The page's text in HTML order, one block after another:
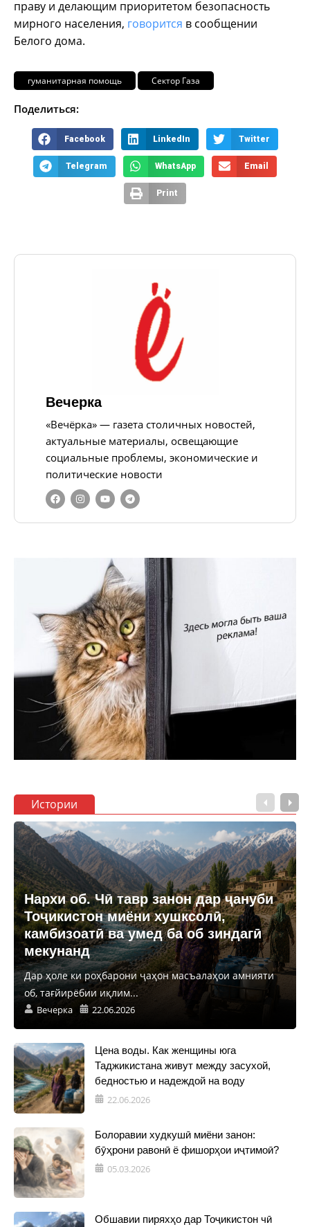
праву и делающим приоритетом безопасность
мирного населения, говорится в сообщении
Белого дома.
гуманитарная помощь Сектор Газа
Поделиться:
Facebook LinkedIn Twitter
Telegram WhatsApp Email
Print
Вечерка
«Вечёрка» — газета столичных новостей,
актуальные материалы, освещающие
социальные проблемы, экономические и
политические новости
Истории
Нархи об. Чӣ тавр занон дар ҷануби
Тоҷикистон миёни хушксолӣ,
камбизоатӣ ва умед ба об зиндагӣ
мекунанд
Дар ҳоле ки роҳбарони ҷаҳон масъалаҳои амнияти
об, тағйирёбии иқлим...
Вечерка 22.06.2026
Цена воды. Как женщины юга
Таджикистана живут между засухой,
бедностью и надеждой на воду
22.06.2026
Болоравии худкушӣ миёни занон:
бӯҳрони равонӣ ё фишорҳои иҷтимоӣ?
05.03.2026
Обшавии пиряхҳо дар Тоҷикистон чӣ